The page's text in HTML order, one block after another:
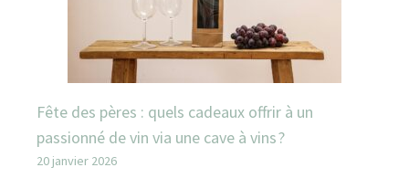
Fête des pères : quels cadeaux offrir à un
passionné de vin via une cave à vins ?
20 janvier 2026